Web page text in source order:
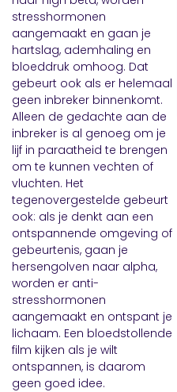
stresshormonen
aangemaakt en gaan je
hartslag, ademhaling en
bloeddruk omhoog. Dat
gebeurt ook als er helemaal
geen inbreker binnenkomt.
Alleen de gedachte aan de
inbreker is al genoeg om je
lijf in paraatheid te brengen
om te kunnen vechten of
vluchten. Het
tegenovergestelde gebeurt
ook: als je denkt aan een
ontspannende omgeving of
gebeurtenis, gaan je
hersengolven naar alpha,
worden er anti-
stresshormonen
aangemaakt en ontspant je
lichaam. Een bloedstollende
film kijken als je wilt
ontspannen, is daarom
geen goed idee.